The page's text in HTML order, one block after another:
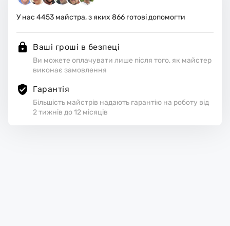
У нас 4453 майстра, з яких 866 готові допомогти
Ваші гроші в безпеці
Ви можете оплачувати лише після того, як майстер
виконає замовлення
Гарантія
Більшість майстрів надають гарантію на роботу від
2 тижнів до 12 місяців